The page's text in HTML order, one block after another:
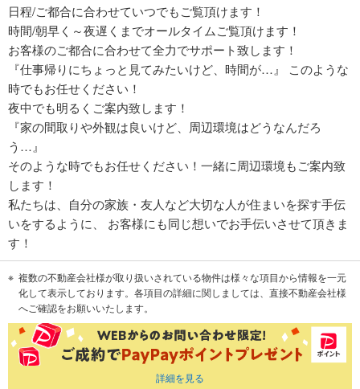
日程/ご都合に合わせていつでもご覧頂けます！
時間/朝早く～夜遅くまでオールタイムご覧頂けます！
お客様のご都合に合わせて全力でサポート致します！
『仕事帰りにちょっと見てみたいけど、時間が…』 このような
時でもお任せください！
夜中でも明るくご案内致します！
『家の間取りや外観は良いけど、周辺環境はどうなんだろ
う…』
そのような時でもお任せください！一緒に周辺環境もご案内致
します！
私たちは、自分の家族・友人など大切な人が住まいを探す手伝
いをするように、 お客様にも同じ想いでお手伝いさせて頂きま
す！
複数の不動産会社様が取り扱いされている物件は様々な項目から情報を一元
化して表示しております。各項目の詳細に関しましては、直接不動産会社様
へご確認をお願いいたします。
詳細を見る